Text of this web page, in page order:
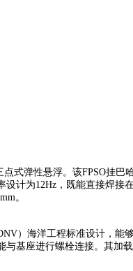
式弹性悬浮。该FPSO挂巴
计为12Hz，既能直接焊接
。
）海洋工程标准设计，能
基座进行螺栓连接。其加